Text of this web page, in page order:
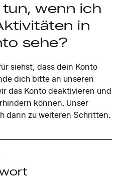
wenn ich
in
sehe?
siehst, dass dein Konto
dich bitte an unseren
das Konto deaktivieren und
können. Unser
dann zu weiteren Schritten.